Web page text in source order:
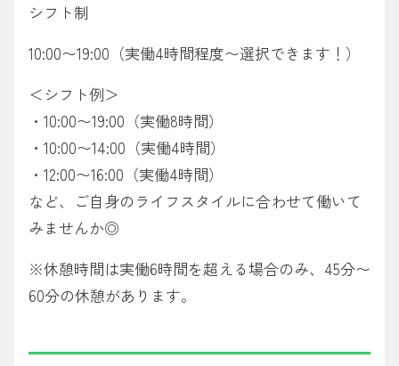
シフト制
10:00〜19:00（実働4時間程度〜選択できます！）
＜シフト例＞
・10:00〜19:00（実働8時間）
・10:00〜14:00（実働4時間）
・12:00〜16:00（実働4時間）
など、ご自身のライフスタイルに合わせて働いて
みませんか◎
※休憩時間は実働6時間を超える場合のみ、45分〜
60分の休憩があります。